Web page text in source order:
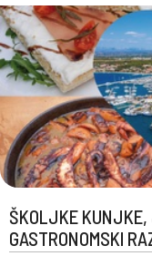
stapa hercegovački
ŠKOLJKE KUNJKE,
GASTRONOMSKI